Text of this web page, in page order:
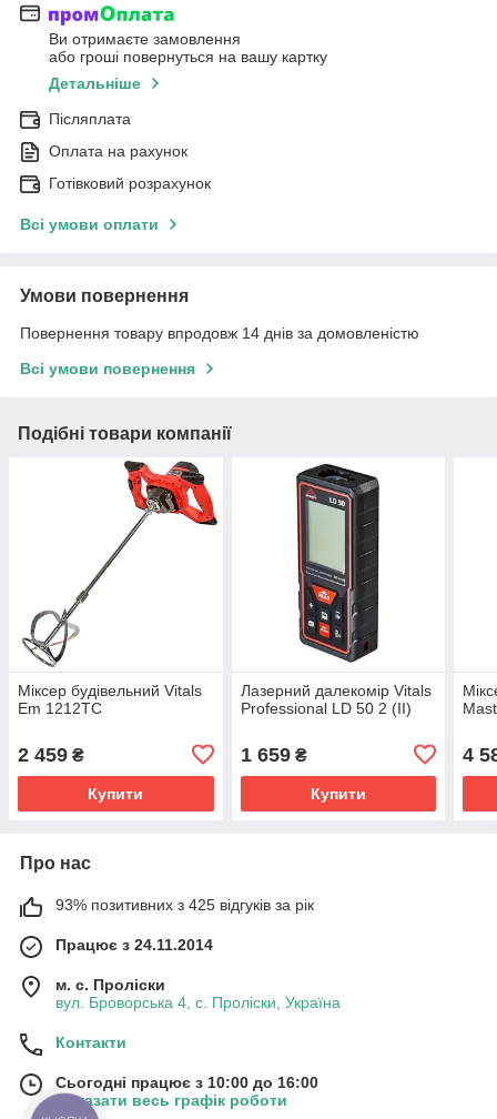
Ви отримаєте замовлення
або гроші повернуться на вашу картку
Детальніше
Післяплата
Оплата на рахунок
Готівковий розрахунок
Всі умови оплати
Умови повернення
Повернення товару впродовж 14 днів за домовленістю
Всі умови повернення
Подібні товари компанії
Міксер будівельний Vitals
Em 1212TC
2 459 ₴
Купити
Лазерний далекомір Vitals
Professional LD 50 2 (II)
1 659₴
Купити
4
Про нас
93% позитивних з 425 відгуків за рік
Працює з 24.11.2014
м. с. Проліски
вул. Броворська 4, с. Проліски, Україна
Контакти
Сьогодні працює з 10:00 до 16:00
Показати весь графік роботи